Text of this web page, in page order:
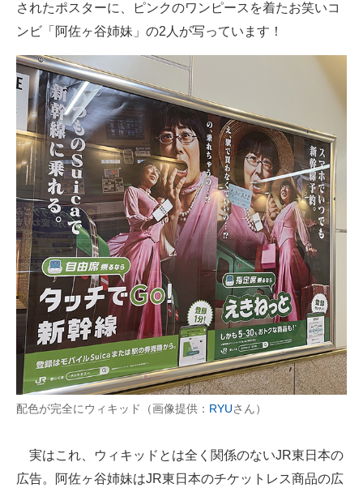
されたポスターに、ピンクのワンピースを着たお笑いコ
ンビ「阿佐ヶ谷姉妹」の2人が写っています！
配色が完全にウィキッド（画像提供： RYUさん）
実はこれ、ウィキッドとは全く関係のないJR東日本の
広告。阿佐ヶ谷姉妹はJR東日本のチケットレス商品の広